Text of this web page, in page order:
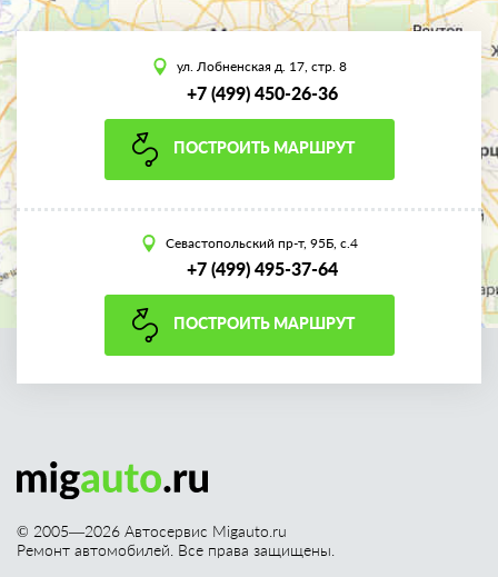
ул. Лобненская д. 17, стр. 8
+7 (499) 450-26-36
ПОСТРОИТЬ МАРШРУТ
Севастопольский пр-т, 95Б, с.4
+7 (499) 495-37-64
ПОСТРОИТЬ МАРШРУТ
© 2005—2026 Автосервис Migauto.ru
Ремонт автомобилей. Все права защищены.